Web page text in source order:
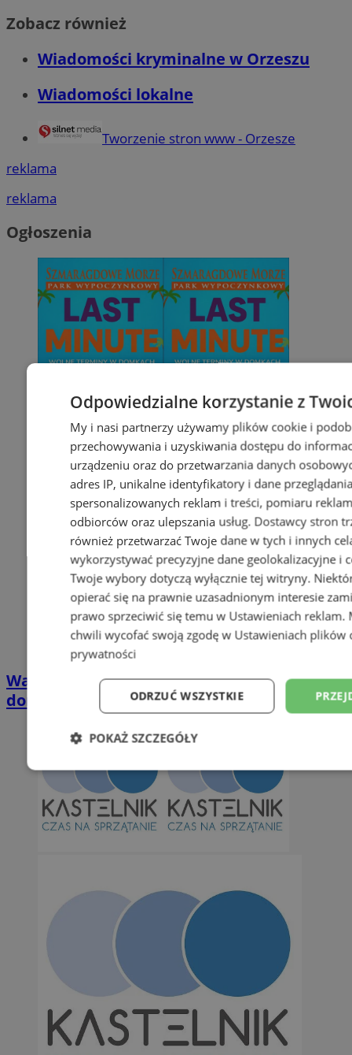
Zobacz również
Wiadomości kryminalne w Orzeszu
Wiadomości lokalne
Tworzenie stron www - Orzesze
reklama
reklama
Ogłoszenia
Wakacyjny wypoczynek nad Bałtykiem w
domkach Szmaragdowe Morze
Odpowiedzialne korzystanie z
My i nasi partnerzy używamy plików cookie i
przechowywania i uzyskiwania dostępu do
urządzeniu oraz do przetwarzania danych
adres IP, unikalne identyfikatory i dane
spersonalizowanych reklam i treści, pomiaru
odbiorców oraz ulepszania usług. Dostawcy stron
również przetwarzać Twoje dane w tych i innych
wykorzystywać precyzyjne dane geolokalizacyjne i
Twoje wybory dotyczą wyłącznie tej witryny.
opierać się na prawnie uzasadnionym interesie
prawo sprzeciwić się temu w Ustawieniach reklam.
chwili wycofać swoją zgodę w Ustawieniach plików
prywatności
ODRZUĆ WSZYSTKIE
POKAŻ SZCZEGÓŁY
Niezbędne Wydajność
Niesklasyfikowane
Niezbędne pliki cookie umożliwiają korzystanie z podstawowych
takich jak logowanie użytkownika i zarządzanie kontem. Bez
można prawidłowo korzystać ze strony internetowej.
Nazwa
Provider
Domena